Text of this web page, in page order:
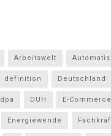
Arbeitswelt
definition Deutschland
dpa DUH E-Commerce
Energiewende